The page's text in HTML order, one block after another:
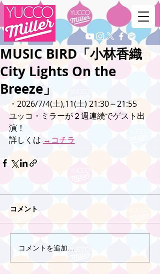
MUSIC BIRD「小林香織
City Lights On the
Breeze」
・2026/7/4(土),11(土) 21:30～21:55
ユッコ・ミラーが２週連続でゲスト出
演！
詳しくは →コチラ
コメント
コメントを追加…